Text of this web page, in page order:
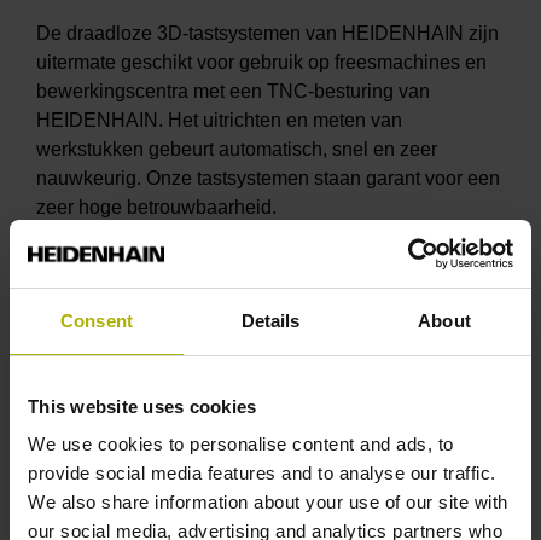
Consent Details About
This website uses cookies
We use cookies to personalise content and ads, to
provide social media features and to analyse our traffic.
We also share information about your use of our site with
our social media, advertising and analytics partners who
De draadloze 3D-tastsystemen van HEIDENHAIN zijn
uitermate geschikt voor gebruik op freesmachines en
bewerkingscentra met een TNC-besturing van
HEIDENHAIN. Het uitrichten en meten van
werkstukken gebeurt automatisch, snel en zeer
nauwkeurig. Onze tastsystemen staan garant voor een
zeer hoge betrouwbaarheid.
Ons aanbod is een: HEIDENHAIN 3D-tastsysteem
TS460, inclusief montage voor € 5.300,-. Dit is
compleet gemonteerd en werkend. Geleverd op een
Verhoog rendement en reduceer kostbare
stilstandtijd
Met tastsystemen van HEIDENHAIN worden
insteltijden, het vastleggen van werkstuknulpunten en